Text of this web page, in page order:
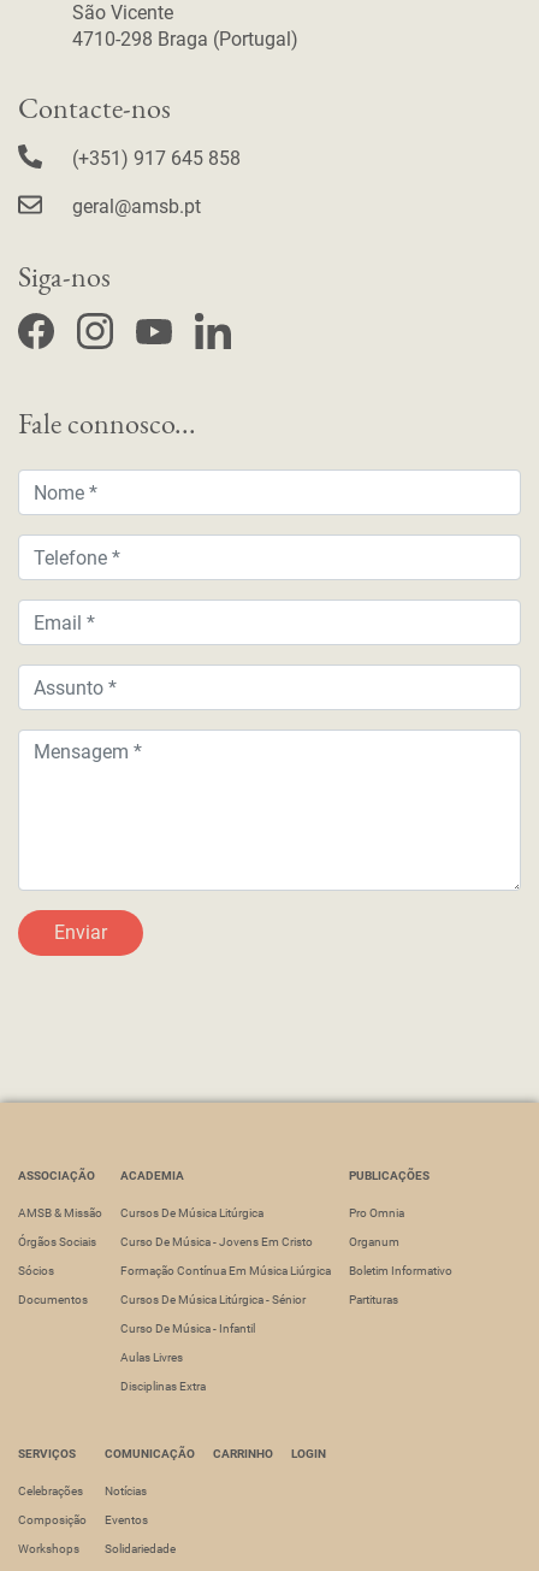
São Vicente
4710-298 Braga (Portugal)
Contacte-nos
(+351) 917 645 858
geral@amsb.pt
Siga-nos
F I Y L
Fale connosco...
Nome
Telefone
Email
Assunto
Mensagem
Enviar
Main navigation
ASSOCIAÇÃO
AMSB & Missão
Órgãos Sociais
Sócios
Documentos
ACADEMIA
Cursos De Música Litúrgica
Curso De Música - Jovens Em Cristo
Formação Contínua Em Música Liúrgica
Cursos De Música Litúrgica - Sénior
Curso De Música - Infantil
Aulas Livres
Disciplinas Extra
PUBLICAÇÕES
Pro Omnia
Organum
Boletim Informativo
Partituras
SERVIÇOS
Celebrações
Composição
Workshops
COMUNICAÇÃO
Notícias
Eventos
Solidariedade
CARRINHO LOGIN